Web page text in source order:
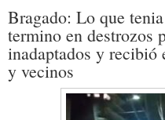
Bragado: Lo que
termino en destrozos
inadaptados y
y vecinos